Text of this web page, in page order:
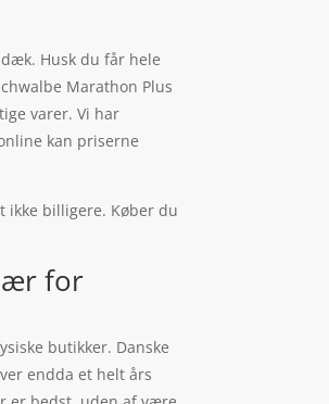
Husk du får hele
Marathon Plus
varer. Vi har
kan priserne
ikke billigere. Køber du
for
butikker. Danske
endda et helt års